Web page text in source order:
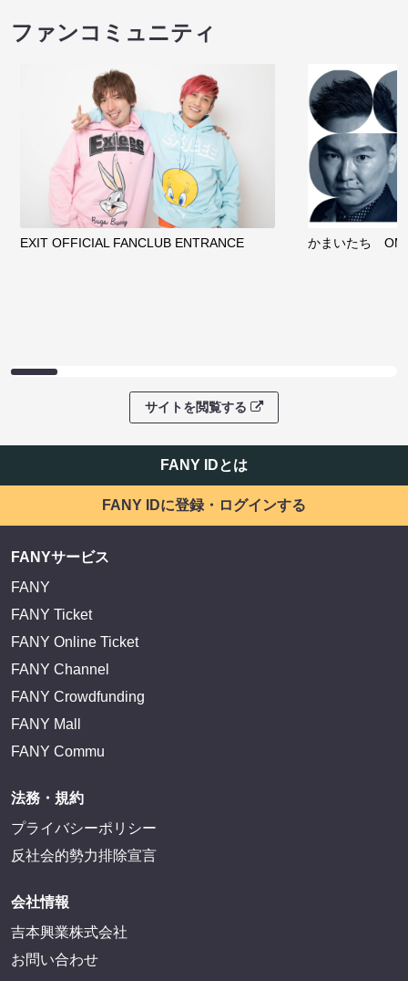
ファンコミュニティ
EXIT OFFICIAL FANCLUB ENTRANCE かまいたち
サイトを閲覧する
FANY IDとは
FANY IDに登録・ログインする
FANYサービス
FANY
FANY Ticket
FANY Online Ticket
FANY Channel
FANY Crowdfunding
FANY Mall
FANY Commu
法務・規約
プライバシーポリシー
反社会的勢力排除宣言
会社情報
吉本興業株式会社
お問い合わせ